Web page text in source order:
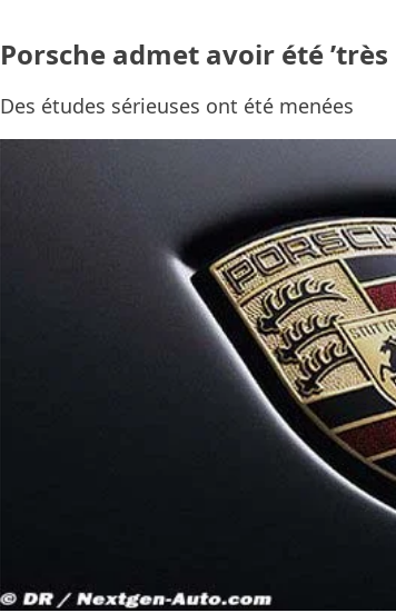
Porsche admet avoir été ’très
Des études sérieuses ont été menées